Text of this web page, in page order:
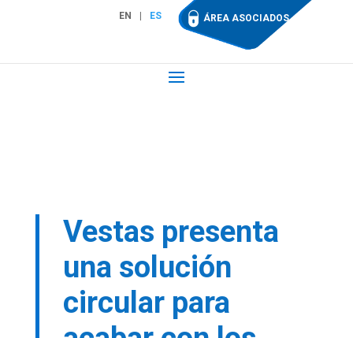
EN ES ÁREA ASOCIADOS
Vestas presenta
una solución
circular para